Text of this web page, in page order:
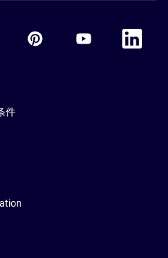
TwitterAccor PinterestAccor Youtube
Accor
件